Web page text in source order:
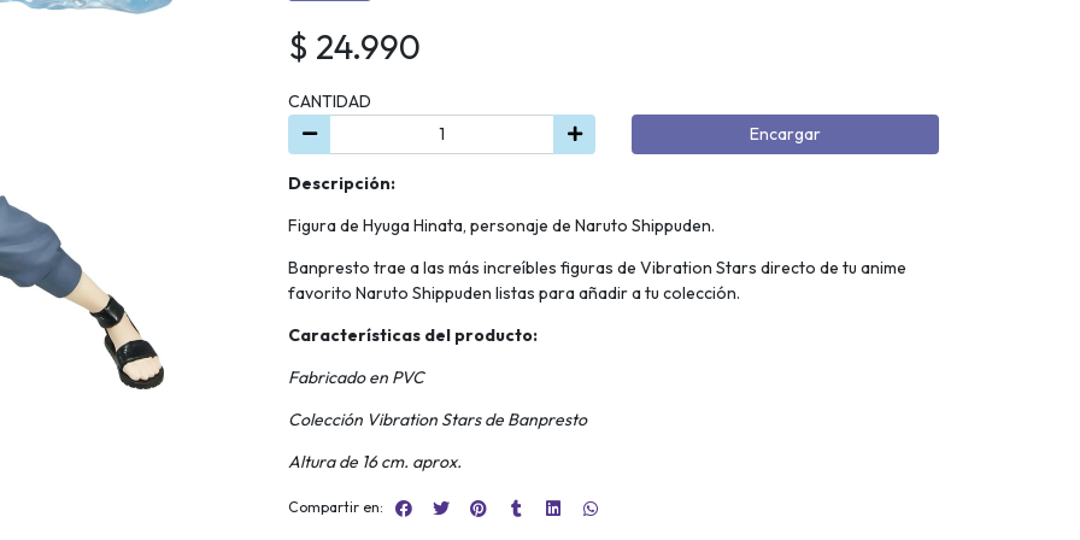
$ 24.990
CANTIDAD
Encargar
Descripción:
Figura de Hyuga Hinata, personaje de Naruto Shippuden.
Banpresto trae a las más increíbles figuras de Vibration Stars directo de tu anime
favorito Naruto Shippuden listas para añadir a tu colección.
Características del producto:
Fabricado en PVC
Colección Vibration Stars de Banpresto
Altura de 16 cm. aprox.
Compartir en: